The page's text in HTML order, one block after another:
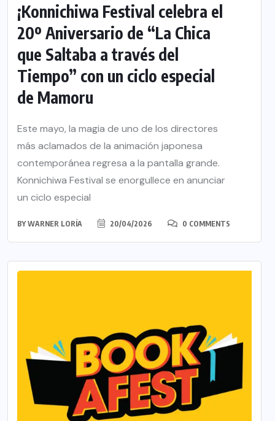
¡Konnichiwa Festival celebra el
20º Aniversario de “La Chica
que Saltaba a través del
Tiempo” con un ciclo especial
de Mamoru
Este mayo, la magia de uno de los directores
más aclamados de la animación japonesa
contemporánea regresa a la pantalla grande.
Konnichiwa Festival se enorgullece en anunciar
un ciclo especial
BYWARNER LORÍA 20/04/2026 0 COMMENTS